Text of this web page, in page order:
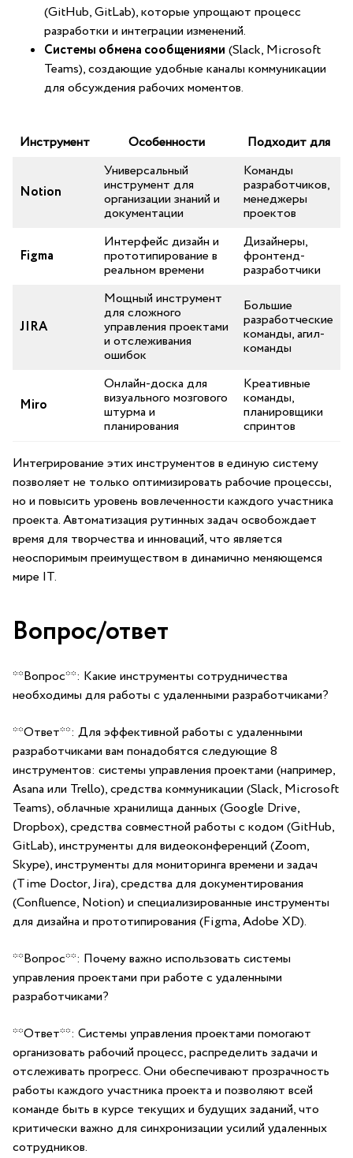
(GitHub, GitLab), которые упрощают процесс ​
разработки и интеграции изменений.
Системы обмена‌ сообщениями (Slack, Microsoft
Teams), создающие⁢ удобные каналы коммуникации
для обсуждения рабочих моментов.
Инструмент Особенности Подходит для
Notion
Универсальный
инструмент для
организации знаний и
документации
Команды‍
разработчиков,
менеджеры
проектов
Figma
Интерфейс дизайн и
прототипирование в
реальном времени
Дизайнеры,
фронтенд-
разработчики
JIRA
Мощный инструмент
для сложного
управления‍ проектами​
и отслеживания
ошибок
Большие
⁣разработческие
команды, агил-
команды
Miro
Онлайн-доска для
визуального ​мозгового
штурма и
планирования
Креативные
команды,
планировщики
спринтов
Интегрирование этих инструментов в единую систему
позволяет не только оптимизировать рабочие процессы,
но и повысить уровень вовлеченности ⁤каждого ‌участника
проекта.⁤ Автоматизация рутинных задач освобождает
время для творчества и инноваций, что является
неоспоримым преимуществом в динамично меняющемся
мире IT.
Вопрос/ответ
**Вопрос**: Какие инструменты ⁣сотрудничества
необходимы для работы с удаленными разработчиками?
**Ответ**: Для эффективной работы с удаленными
разработчиками вам понадобятся следующие 8
инструментов: системы управления проектами (например,
Asana или Trello), средства коммуникации (Slack, Microsoft
Teams), облачные​ хранилища данных (Google Drive,
Dropbox),⁢ средства совместной работы с кодом (GitHub,
GitLab), инструменты для видеоконференций (Zoom,
Skype), инструменты для мониторинга времени и задач
(Time Doctor, Jira), средства для документирования
(Confluence,⁢ Notion) и специализированные инструменты
для дизайна и прототипирования (Figma, Adobe XD).
**Вопрос**: Почему важно использовать системы
управления проектами при работе⁢ с удаленными
разработчиками?
**Ответ**: Системы управления проектами помогают
организовать⁢ рабочий процесс, распределить задачи и
⁤отслеживать прогресс. Они обеспечивают прозрачность
работы каждого‍ участника проекта и позволяют всей
команде быть ‍в курсе⁤ текущих и будущих заданий, что
критически важно для синхронизации усилий удаленных
сотрудников.